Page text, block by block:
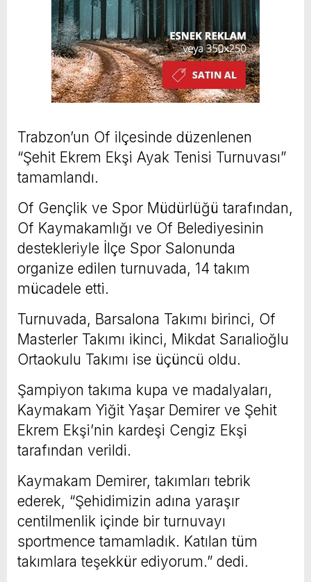
Trabzon’un Of ilçesinde düzenlenen
“Şehit Ekrem Ekşi Ayak Tenisi Turnuvası”
tamamlandı.
Of Gençlik ve Spor Müdürlüğü tarafından,
Of Kaymakamlığı ve Of Belediyesinin
destekleriyle İlçe Spor Salonunda
organize edilen turnuvada, 14 takım
mücadele etti.
Turnuvada, Barsalona Takımı birinci, Of
Masterler Takımı ikinci, Mikdat Sarıalioğlu
Ortaokulu Takımı ise üçüncü oldu.
Şampiyon takıma kupa ve madalyaları,
Kaymakam Yiğit Yaşar Demirer ve Şehit
Ekrem Ekşi’nin kardeşi Cengiz Ekşi
tarafından verildi.
Kaymakam Demirer, takımları tebrik
ederek, “Şehidimizin adına yaraşır
centilmenlik içinde bir turnuvayı
sportmence tamamladık. Katılan tüm
takımlara teşekkür ediyorum.” dedi.